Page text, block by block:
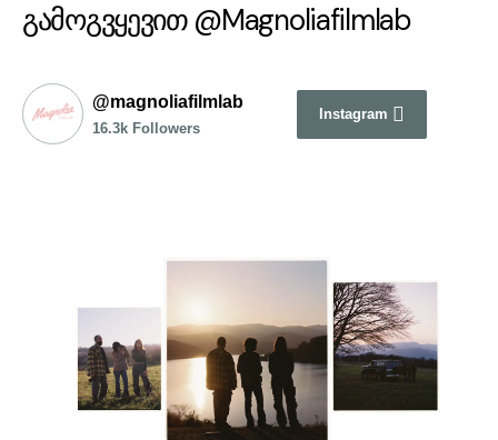
გამოგვყევით @Magnoliafilmlab
@magnoliafilmlab
16.3k Followers
Instagram